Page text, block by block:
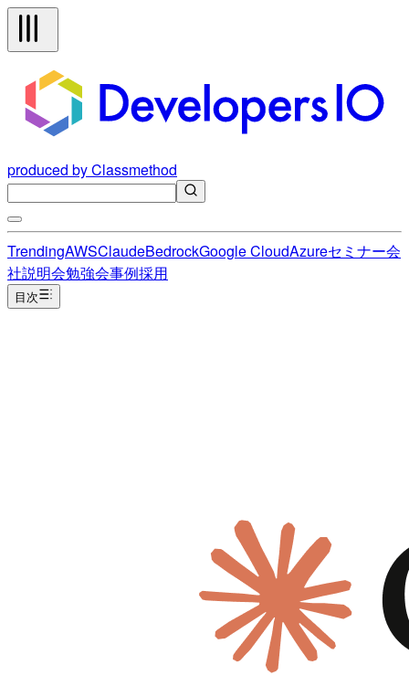
produced by Classmethod
TrendingAWSClaudeBedrockGoogle CloudAzureセミナー会
社説明会勉強会事例採用
目次